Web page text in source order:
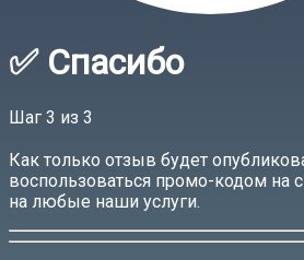
✅ Спасибо
Шаг 3 из 3
‌‌Как только отзыв будет
воспользоваться промо-кодом на
на любые наши услуги.